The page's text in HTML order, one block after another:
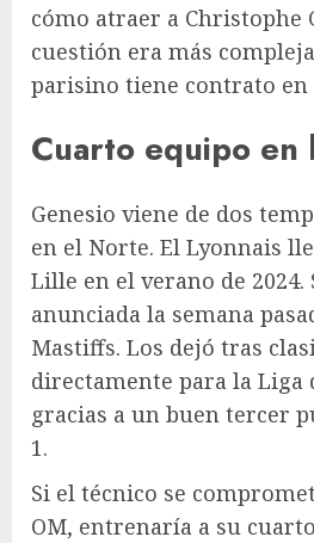
cómo atraer a Christophe
cuestión era más
parisino tiene contrato en
Cuarto equipo en
Genesio viene de dos
en el Norte. El Lyonnais
Lille en el verano de 2024.
anunciada la semana
Mastiffs. Los dejó tras
directamente para la Liga
gracias a un buen tercer
1.
Si el técnico se
OM, entrenaría a su